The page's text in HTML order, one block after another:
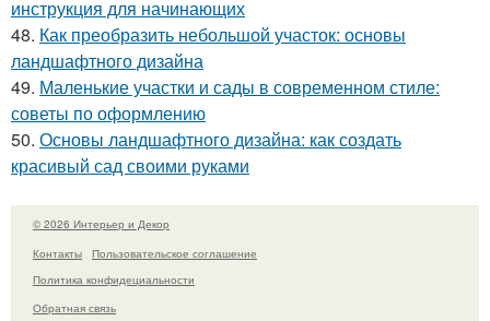
инструкция для начинающих
48. Как преобразить небольшой участок: основы
ландшафтного дизайна
49. Маленькие участки и сады в современном стиле:
советы по оформлению
50. Основы ландшафтного дизайна: как создать
красивый сад своими руками
© 2026 Интерьер и Декор
Контакты
Пользовательское соглашение
Политика конфидециальности
Обратная связь